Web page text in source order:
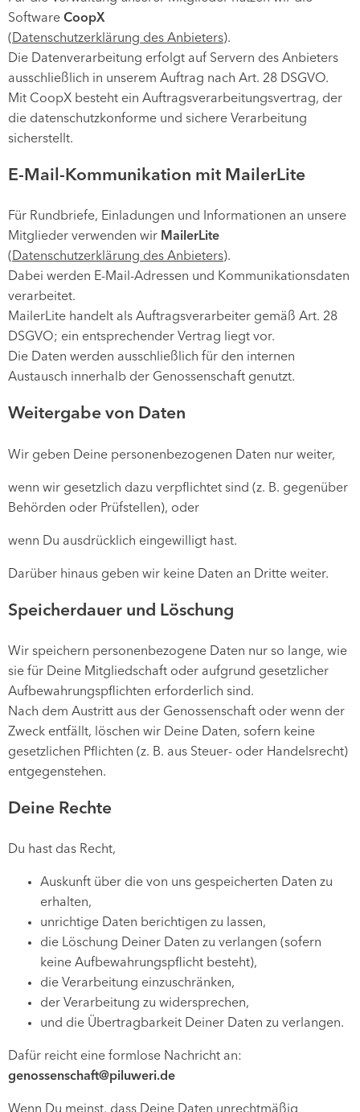
Software CoopX
( Datenschutzerklärung des Anbieters).
Die Datenverarbeitung erfolgt auf Servern des Anbieters
ausschließlich in unserem Auftrag nach Art. 28 DSGVO.
Mit CoopX besteht ein Auftragsverarbeitungsvertrag, der
die datenschutzkonforme und sichere Verarbeitung
sicherstellt.
E-Mail-Kommunikation mit MailerLite
Für Rundbriefe, Einladungen und Informationen an unsere
Mitglieder verwenden wir MailerLite
(Datenschutzerklärung des Anbieters).
Dabei werden E-Mail-Adressen und Kommunikationsdaten
verarbeitet.
MailerLite handelt als Auftragsverarbeiter gemäß Art. 28
DSGVO; ein entsprechender Vertrag liegt vor.
Die Daten werden ausschließlich für den internen
Austausch innerhalb der Genossenschaft genutzt.
Weitergabe von Daten
Wir geben Deine personenbezogenen Daten nur weiter,
wenn wir gesetzlich dazu verpflichtet sind (z. B. gegenüber
Behörden oder Prüfstellen), oder
wenn Du ausdrücklich eingewilligt hast.
Darüber hinaus geben wir keine Daten an Dritte weiter.
Speicherdauer und Löschung
Wir speichern personenbezogene Daten nur so lange, wie
sie für Deine Mitgliedschaft oder aufgrund gesetzlicher
Aufbewahrungspflichten erforderlich sind.
Nach dem Austritt aus der Genossenschaft oder wenn der
Zweck entfällt, löschen wir Deine Daten, sofern keine
gesetzlichen Pflichten (z. B. aus Steuer- oder Handelsrecht)
entgegenstehen.
Deine Rechte
Du hast das Recht,
Auskunft über die von uns gespeicherten Daten zu
erhalten,
unrichtige Daten berichtigen zu lassen,
die Löschung Deiner Daten zu verlangen (sofern
keine Aufbewahrungspflicht besteht),
die Verarbeitung einzuschränken,
der Verarbeitung zu widersprechen,
und die Übertragbarkeit Deiner Daten zu verlangen.
Dafür reicht eine formlose Nachricht an:
genossenschaft@piluweri.de